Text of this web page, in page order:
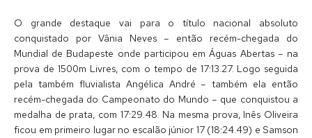
O grande destaque vai para o título nacional absoluto
conquistado por Vânia Neves – então recém-chegada do
Mundial de Budapeste onde participou em Águas Abertas – na
prova de 1500m Livres, com o tempo de 17:13.27. Logo seguida
pela também fluvialista Angélica André – também ela então
recém-chegada do Campeonato do Mundo – que conquistou a
medalha de prata, com 17:29.48. Na mesma prova, Inês Oliveira
ficou em primeiro lugar no escalão júnior 17 (18:24.49) e Samson